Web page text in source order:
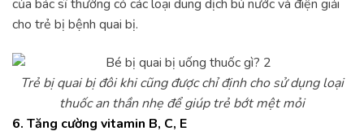
của bác sĩ thường có các loại dung dịch bù nước và điện giải
cho trẻ bị bệnh quai bị.
Trẻ bị quai bị đôi khi cũng được chỉ định cho sử dụng loại
thuốc an thần nhẹ để giúp trẻ bớt mệt mỏi
6. Tăng cường vitamin B, C, E